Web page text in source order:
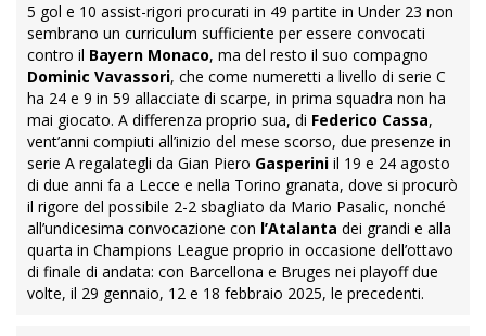
5 gol e 10 assist-rigori procurati in 49 partite in Under 23 non
sembrano un curriculum sufficiente per essere convocati
contro il Bayern Monaco, ma del resto il suo compagno
Dominic Vavassori, che come numeretti a livello di serie C
ha 24 e 9 in 59 allacciate di scarpe, in prima squadra non ha
mai giocato. A differenza proprio sua, di Federico Cassa,
vent’anni compiuti all’inizio del mese scorso, due presenze in
serie A regalategli da Gian Piero Gasperini il 19 e 24 agosto
di due anni fa a Lecce e nella Torino granata, dove si procurò
il rigore del possibile 2-2 sbagliato da Mario Pasalic, nonché
all’undicesima convocazione con l’Atalanta dei grandi e alla
quarta in Champions League proprio in occasione dell’ottavo
di finale di andata: con Barcellona e Bruges nei playoff due
volte, il 29 gennaio, 12 e 18 febbraio 2025, le precedenti.